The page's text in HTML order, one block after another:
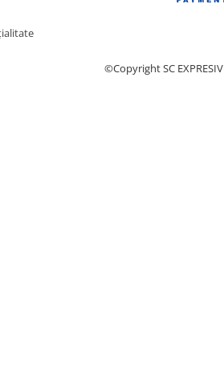
©Copyright SC EXPRESIV